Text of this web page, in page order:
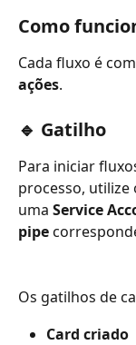
Como
Cada fluxo é
ações.
🔹 Gatilho
Para iniciar
processo, utilize
uma Service
pipe
Os gatilhos de
Card criado